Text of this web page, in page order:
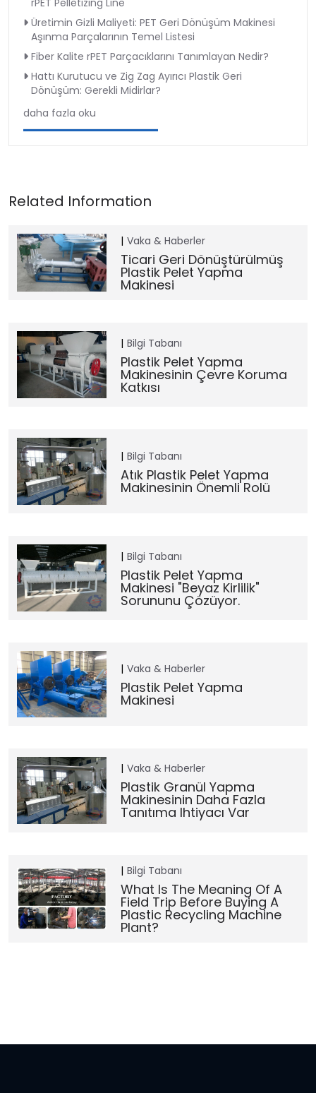
rPET Pelletizing Line
Üretimin Gizli Maliyeti: PET Geri Dönüşüm Makinesi
Aşınma Parçalarının Temel Listesi
Fiber Kalite rPET Parçacıklarını Tanımlayan Nedir?
Hattı Kurutucu ve Zig Zag Ayırıcı Plastik Geri
Dönüşüm: Gerekli Midirlar?
daha fazla oku
Vaka & Haberler
Ticari Geri Dönüştürülmüş
Plastik Pelet Yapma
Makinesi
Bilgi Tabanı
Plastik Pelet Yapma
Makinesinin Çevre Koruma
Katkısı
Bilgi Tabanı
Atık Plastik Pelet Yapma
Makinesinin Önemli Rolü
Bilgi Tabanı
Plastik Pelet Yapma
Makinesi "beyaz Kirlilik"
Sorununu Çözüyor.
Vaka & Haberler
Plastik Pelet Yapma
Makinesi
Vaka & Haberler
Plastik Granül Yapma
Makinesinin Daha Fazla
Tanıtıma Ihtiyacı Var
Bilgi Tabanı
What Is The Meaning Of A
Field Trip Before Buying A
Plastic Recycling Machine
Plant?